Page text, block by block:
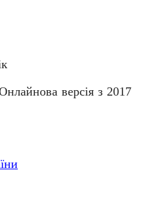
версія з 2017